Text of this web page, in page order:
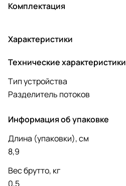
Комплектация
Характеристики
Технические характеристики
Тип устройства
Разделитель потоков
Информация об упаковке
Длина (упаковки), см
8,9
Вес брутто, кг
0,5